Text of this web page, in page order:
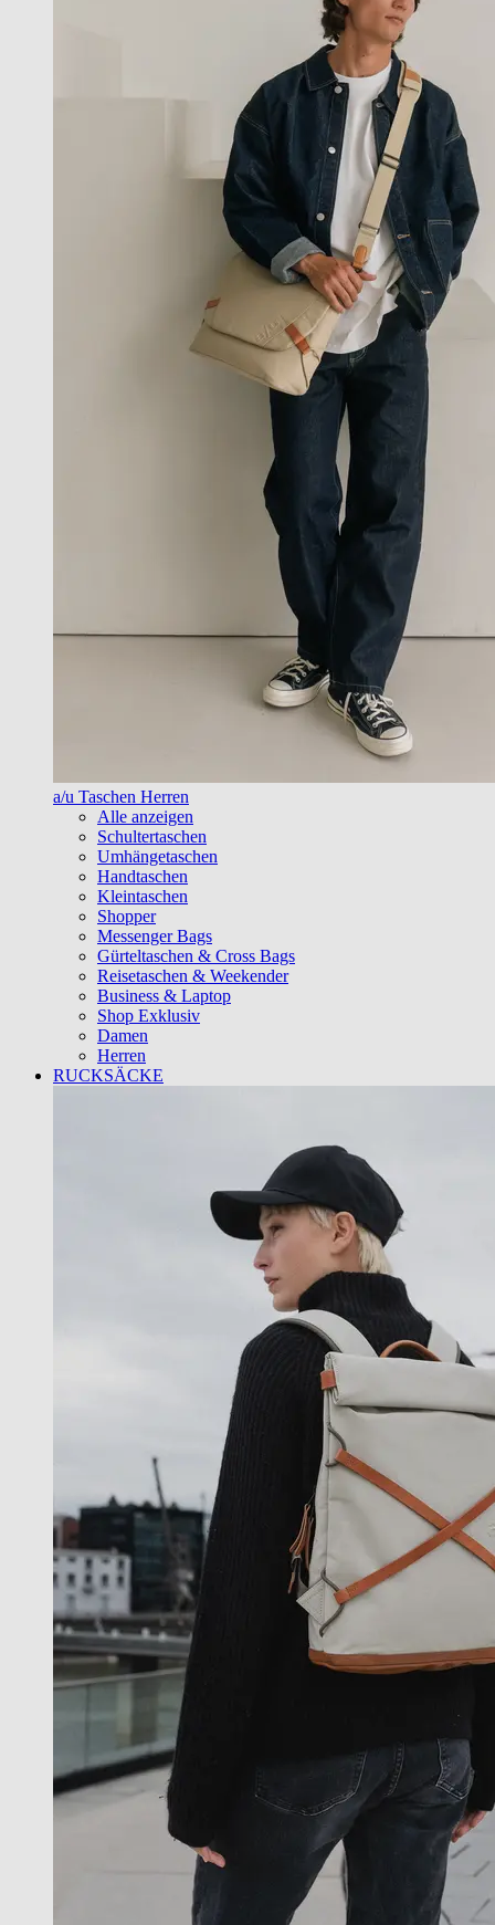
a/u Taschen Herren
Alle anzeigen
Schultertaschen
Umhängetaschen
Handtaschen
Kleintaschen
Shopper
Messenger Bags
Gürteltaschen & Cross Bags
Reisetaschen & Weekender
Business & Laptop
Shop Exklusiv
Damen
Herren
RUCKSÄCKE